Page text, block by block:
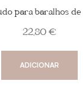
para baralhos de
22,80 €
ADICIONAR